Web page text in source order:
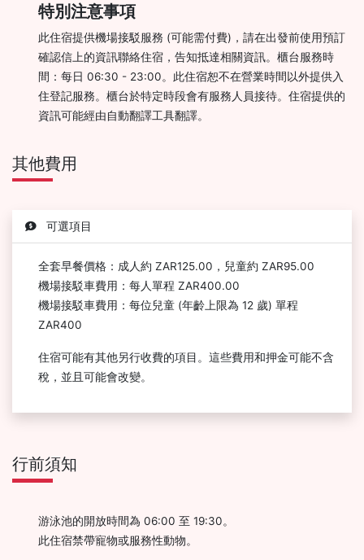
特別注意事項
此住宿提供機場接駁服務 (可能需付費)，請在出發前使用預訂
確認信上的資訊聯絡住宿，告知抵達相關資訊。櫃台服務時
間：每日 06:30 - 23:00。此住宿恕不在營業時間以外提供入
住登記服務。櫃台於特定時段會有服務人員接待。住宿提供的
資訊可能經由自動翻譯工具翻譯。
其他費用
可選項目
全套早餐價格：成人約 ZAR125.00，兒童約 ZAR95.00
機場接駁車費用：每人單程 ZAR400.00
機場接駁車費用：每位兒童 (年齡上限為 12 歲) 單程
ZAR400
住宿可能有其他另行收費的項目。這些費用和押金可能不含
稅，並且可能會改變。
行前須知
游泳池的開放時間為 06:00 至 19:30。
此住宿禁帶寵物或服務性動物。